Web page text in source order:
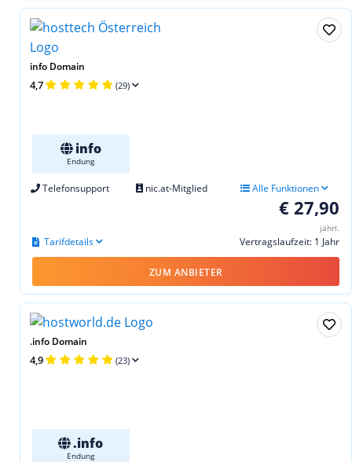
info Domain
4,7 (29)
info
Endung
Telefonsupport nic.at-Mitglied Alle Funktionen
€ 27,90
jährl.
Vertragslaufzeit: 1 Jahr
Tarifdetails
ZUM ANBIETER
.info Domain
4,9 (23)
.info
Endung